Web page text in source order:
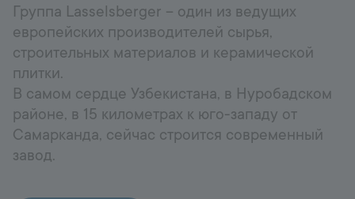
Группа Lasselsberger – один из ведущих
европейских производителей сырья,
строительных материалов и керамической
плитки.
В самом сердце Узбекистана, в Нуробадском
районе, в 15 километрах к юго-западу от
Самарканда, сейчас строится современный
завод.